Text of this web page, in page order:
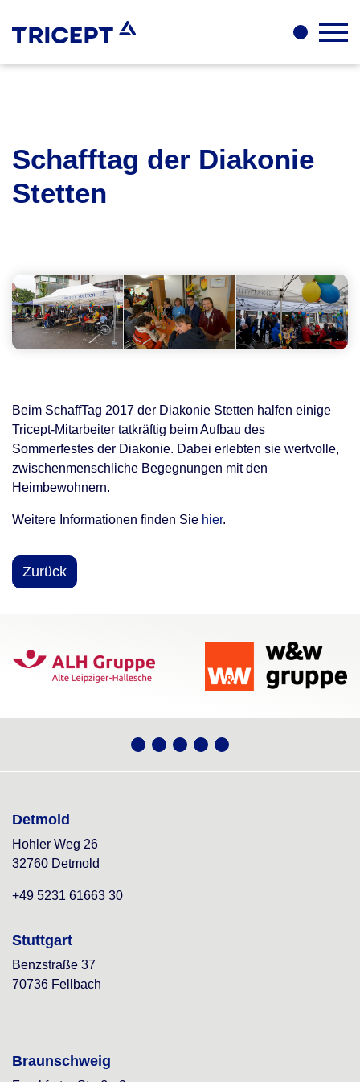
Schafftag der Diakonie
Stetten
Beim SchaffTag 2017 der Diakonie Stetten halfen einige
Tricept-Mitarbeiter tatkräftig beim Aufbau des
Sommerfestes der Diakonie. Dabei erlebten sie wertvolle,
zwischenmenschliche Begegnungen mit den
Heimbewohnern.
Weitere Informationen finden Sie hier.
Zurück
Detmold
Hohler Weg 26
32760 Detmold
+49 5231 61663 30
Stuttgart
Benzstraße 37
70736 Fellbach
Braunschweig